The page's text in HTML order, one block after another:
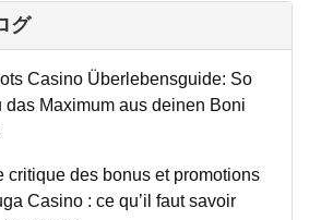
グ
Casino Überlebensguide: So
das Maximum aus deinen Boni
critique des bonus et promotions
Casino : ce qu’il faut savoir